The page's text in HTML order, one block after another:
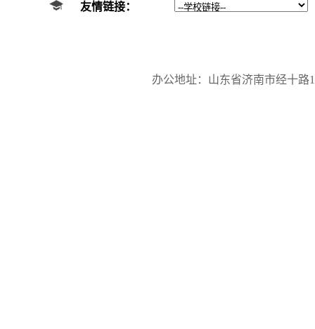
友情链接：
办公地址：山东省济南市经十路